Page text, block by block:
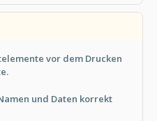
vor dem Drucken
und Daten korrekt